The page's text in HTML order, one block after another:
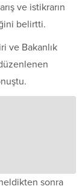
ve istikrarın
belirtti.
ve Bakanlık
sonra